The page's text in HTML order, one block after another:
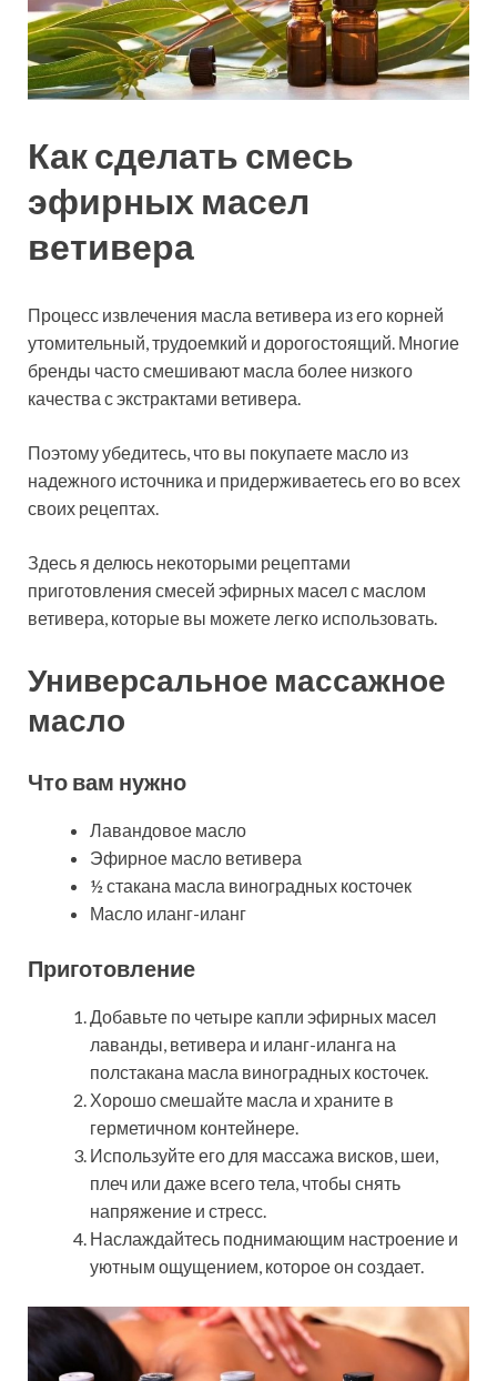
Как сделать смесь
эфирных масел
ветивера
Процесс извлечения масла ветивера из его корней
утомительный, трудоемкий и дорогостоящий. Многие
бренды часто смешивают масла более низкого
качества с экстрактами ветивера.
Поэтому убедитесь, что вы покупаете масло из
надежного источника и придерживаетесь его во всех
своих рецептах.
Здесь я делюсь некоторыми рецептами
приготовления смесей эфирных масел с маслом
ветивера, которые вы можете легко использовать.
Универсальное массажное
масло
Что вам нужно
Лавандовое масло
Эфирное масло ветивера
½ стакана масла виноградных косточек
Масло иланг-иланг
Приготовление
Добавьте по четыре капли эфирных масел
лаванды, ветивера и иланг-иланга на
полстакана масла виноградных косточек.
Хорошо смешайте масла и храните в
герметичном контейнере.
Используйте его для массажа висков, шеи,
плеч или даже всего тела, чтобы снять
напряжение и стресс.
Наслаждайтесь поднимающим настроение и
уютным ощущением, которое он создает.